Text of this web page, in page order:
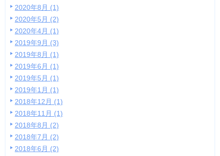
2020年8月 (1)
2020年5月 (2)
2020年4月 (1)
2019年9月 (3)
2019年8月 (1)
2019年6月 (1)
2019年5月 (1)
2019年1月 (1)
2018年12月 (1)
2018年11月 (1)
2018年8月 (2)
2018年7月 (2)
2018年6月 (2)